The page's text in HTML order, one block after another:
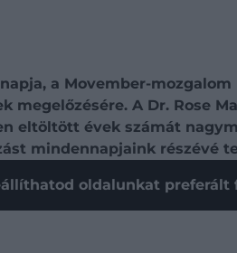
a Movember-
megelőzésére. A Dr. Rose
eltöltött évek számát
mindennapjaink részévé
oldalunkat preferált